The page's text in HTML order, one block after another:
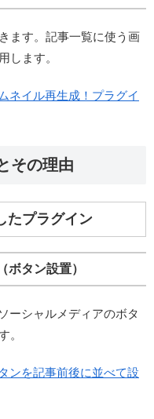
ます。記事一覧に使う画
します。
ネイル再生成！プラグイ
その理由
たプラグイン
タン設置）
ーシャルメディアのボタ
。
ンを記事前後に並べて設